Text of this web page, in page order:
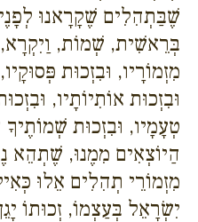
שֶׁבַּתְהִלִים שֶׁקָרָאנוּ
בְּרֵאשִׁית, שְׁמוֹת,
מִזְמוֹרָיו, וּבִזְכוּת
וּבִזְכוּת אוֹתִיוֹתָיו,
טְעָמָיו, וּבִזְכוּת
הַיוֹצְאִים מִמֶנוּ, שֶׁתְהֵא
מִזְמוֹרֵי תְהִלִים אֵלוּ
יִשְׂרָאֵל בְּעַצְמוֹ, זְכוּתוֹ